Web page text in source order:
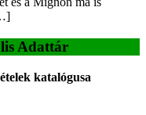
Adattár
katalógusa